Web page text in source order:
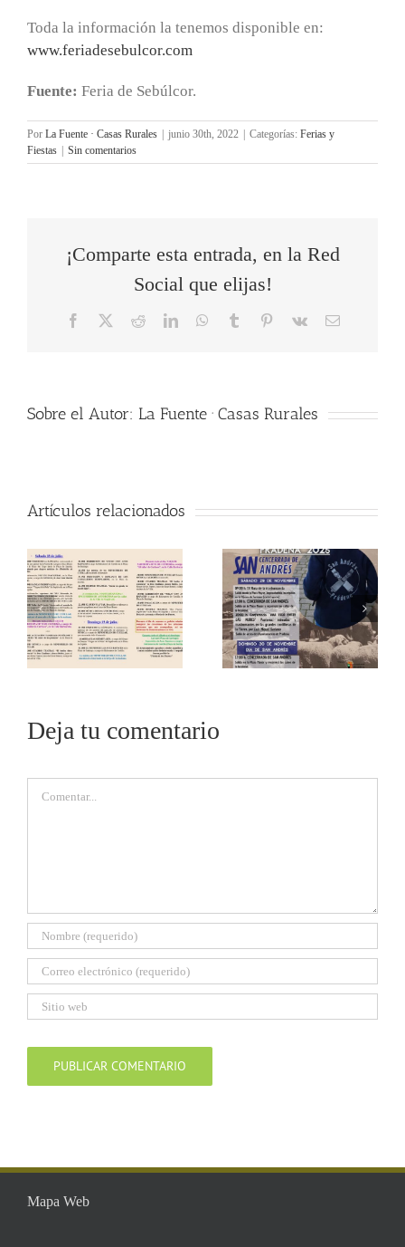
Toda la información la tenemos disponible en:
www.feriadesebulcor.com
Fuente: Feria de Sebúlcor.
Por La Fuente · Casas Rurales junio 30th, 2022 Categorías: Ferias y
Fiestas
Sin comentarios
¡Comparte esta entrada, en la Red
Social que elijas!
Facebook RedditLinkedInWhatsApp
Tumblr Pinterest
Vk
Correo
Sobre el Autor: La Fuente · Casas Rurales
Artículos relacionados
Deja tu comentario
Comentar
Mapa Web